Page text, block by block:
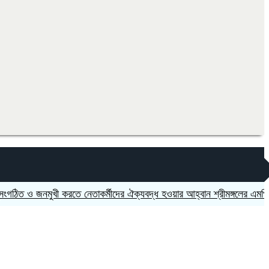
ও জনমুখী করতে নেতাকর্মীদের ঐক্যবদ্ধ হওয়ার আহ্বান শ্রীমঙ্গলের এমপি